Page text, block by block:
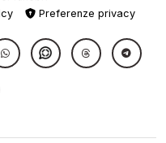
Preferenze privacy